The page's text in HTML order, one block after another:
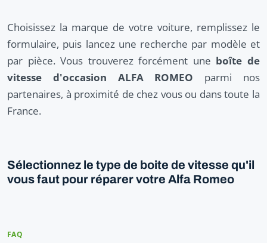
Choisissez la marque de votre voiture, remplissez le
formulaire, puis lancez une recherche par modèle et
par pièce. Vous trouverez forcément une boîte de
vitesse d'occasion ALFA ROMEO parmi nos
partenaires, à proximité de chez vous ou dans toute la
France.
Sélectionnez le type de boite de vitesse qu'il
vous faut pour réparer votre Alfa Romeo
FAQ